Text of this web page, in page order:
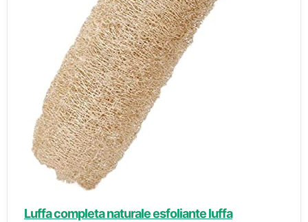
Luffa completa naturale esfoliante luffa